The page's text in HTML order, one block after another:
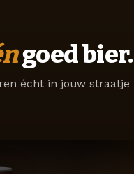
goed bier.
écht in jouw straatje